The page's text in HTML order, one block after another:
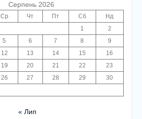
Серпень 2026
Ср Чт Пт Сб
Нд
1
2
5 6 7 8
9
12 13 14 15
16
19 20 21 22
23
26 27 28 29
30
« Лип